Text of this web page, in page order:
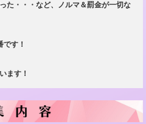
た・・・など、ノルマ＆罰金が一切な
す！
ます！